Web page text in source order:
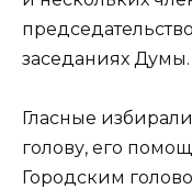
заседаниях Думы.
Гласные
голову, его
Городским